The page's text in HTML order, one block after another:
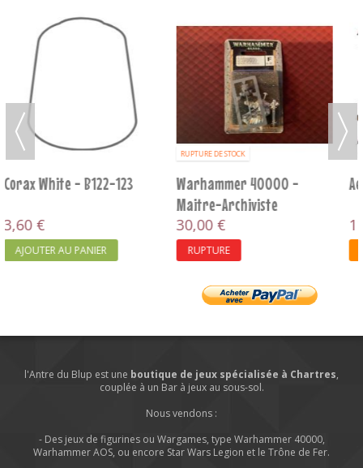
Aeldari V10 - Patrouille
117,00 €
AJOUTER AU PANIER
RUPTURE DE STOCK
Warhammer 40000 -
Lictor Tyranide
25,00 €
RUPTURE
l'Antre du Blup est une boutique de jeux spécialisée à Chartres,
couplée à un Bar à jeux au sous-sol.
Nous vendons :
- Des jeux de figurines ou Wargames, type Warhammer 40000,
Warhammer AOS, ou encore Star Wars Legion et le Trône de Fer.